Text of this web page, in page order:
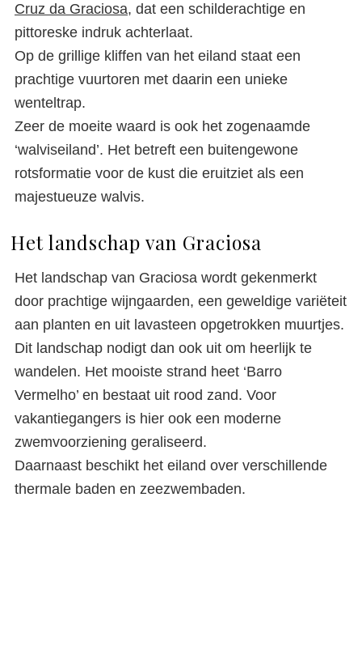
Cruz da Graciosa, dat een schilderachtige en
pittoreske indruk achterlaat.
Op de grillige kliffen van het eiland staat een
prachtige vuurtoren met daarin een unieke
wenteltrap.
Zeer de moeite waard is ook het zogenaamde
‘walviseiland’. Het betreft een buitengewone
rotsformatie voor de kust die eruitziet als een
majestueuze walvis.
Het landschap van Graciosa
Het landschap van Graciosa wordt gekenmerkt
door prachtige wijngaarden, een geweldige variëteit
aan planten en uit lavasteen opgetrokken muurtjes.
Dit landschap nodigt dan ook uit om heerlijk te
wandelen. Het mooiste strand heet ‘Barro
Vermelho’ en bestaat uit rood zand. Voor
vakantiegangers is hier ook een moderne
zwemvoorziening geraliseerd.
Daarnaast beschikt het eiland over verschillende
thermale baden en zeezwembaden.